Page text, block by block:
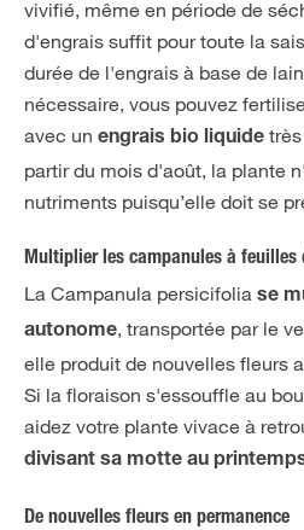
vivifié, même en période de
d'engrais suffit pour toute la
durée de l'engrais à base de
nécessaire, vous pouvez
avec un engrais bio liquide
partir du mois d'août, la plante
nutriments puisqu’elle doit se
Multiplier les campanules à feuilles
La Campanula persicifolia se
autonome, transportée par le
elle produit de nouvelles fleurs
Si la floraison s'essouffle au
aidez votre plante vivace à
divisant sa motte au
De nouvelles fleurs en permanence